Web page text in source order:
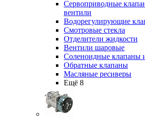
Сервоприводные
вентили
Водорегулирующие
Смотровые стекла
Отделители жидкости
Вентили шаровые
Соленоидные клапаны
Обратные клапаны
Масляные ресиверы
Ещё 8